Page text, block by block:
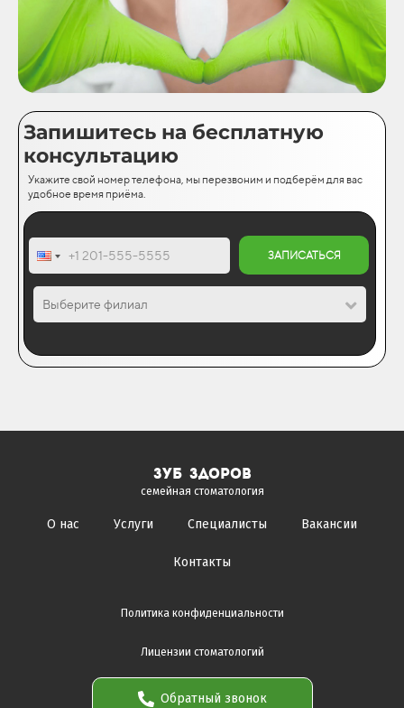
Запишитесь на бесплатную
консультацию
Укажите свой номер телефона, мы перезвоним и подберём для вас
удобное время приёма.
ЗАПИСАТЬСЯ
Выберите филиал
зуб здоров
семейная стоматология
О нас Услуги Специалисты Вакансии
Контакты
Политика конфиденциальности
Лицензии стоматологий
Обратный звонок